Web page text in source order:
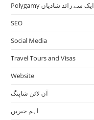
Polygamy ایک سے زائد شادیاں
SEO
Social Media
Travel Tours and Visas
Website
آن لائن شاپنگ
اہم خبریں